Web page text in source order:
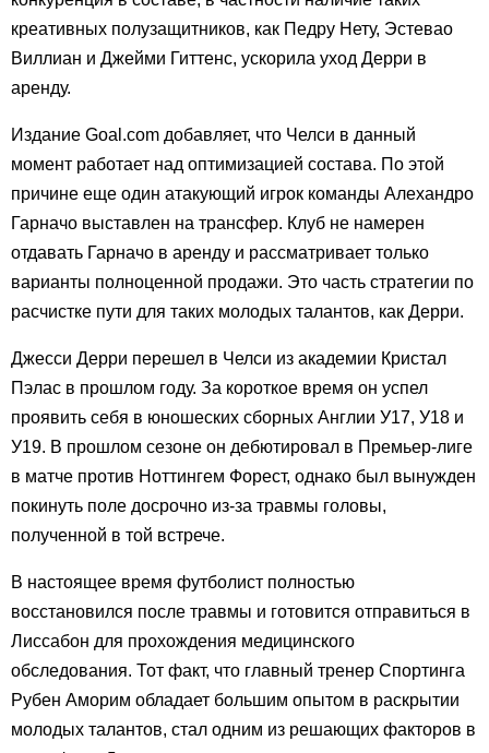
креативных полузащитников, как Педру Нету, Эстевао
Виллиан и Джейми Гиттенс, ускорила уход Дерри в
аренду.
Издание Goal.com добавляет, что Челси в данный
момент работает над оптимизацией состава. По этой
причине еще один атакующий игрок команды Алехандро
Гарначо выставлен на трансфер. Клуб не намерен
отдавать Гарначо в аренду и рассматривает только
варианты полноценной продажи. Это часть стратегии по
расчистке пути для таких молодых талантов, как Дерри.
Джесси Дерри перешел в Челси из академии Кристал
Пэлас в прошлом году. За короткое время он успел
проявить себя в юношеских сборных Англии У17, У18 и
У19. В прошлом сезоне он дебютировал в Премьер-лиге
в матче против Ноттингем Форест, однако был вынужден
покинуть поле досрочно из-за травмы головы,
полученной в той встрече.
В настоящее время футболист полностью
восстановился после травмы и готовится отправиться в
Лиссабон для прохождения медицинского
обследования. Тот факт, что главный тренер Спортинга
Рубен Аморим обладает большим опытом в раскрытии
молодых талантов, стал одним из решающих факторов в